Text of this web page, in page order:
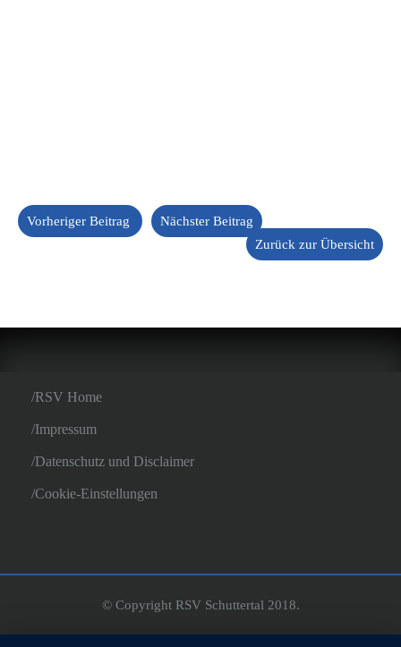
Vorheriger Beitrag
Nächster Beitrag
Zurück zur Übersicht
RSV Home
Impressum
Datenschutz und Disclaimer
Cookie-Einstellungen
© Copyright RSV Schuttertal 2018.